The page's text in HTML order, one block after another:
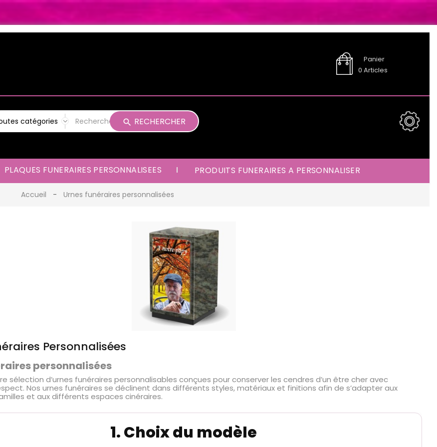
Panier
0 Articles
RECHERCHER
PLAQUES FUNERAIRES PERSONNALISEES PRODUITS FUNERAIRES A PERSONNALISER
Accueil Urnes funéraires personnalisées
Personnalisées
personnalisées
sélection d’urnes funéraires personnalisables conçues pour conserver les cendres d’un être cher avec
Nos urnes funéraires se déclinent dans différents styles, matériaux et finitions afin de s’adapter aux
et aux différents espaces cinéraires.
1. Choix du modèle